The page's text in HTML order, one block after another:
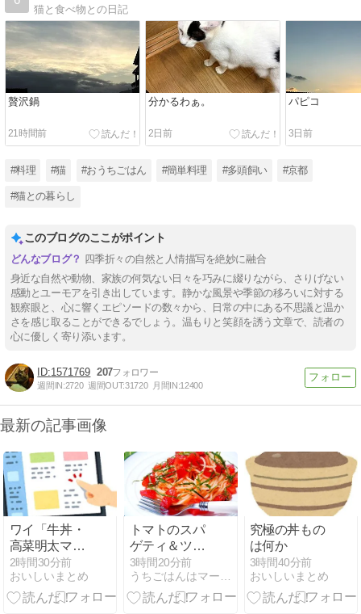
猫と食べ物との日記
贅沢鍋
21時間前
分かるわぁ。
2日前
パピコ
3日前
#料理 #猫 #おうちごはん #簡単料理 #多頭飼い #京都
#猫との暮らし
このブログのここがポイント
四季折々の自然と人情描写を絶妙に融合
身近な自然や動物、家族の何気ない日々を巧みに綴りながら、さりげない
感動とユーモアを引き出しています。静かな風景や季節の移ろいに対する
観察眼と、心に響くエピソードの数々から、日常の中にある不思議と温か
さを感じ取ることができるでしょう。温もりと笑顔を誘う文章で、読者の
心に優しく寄り添います。
1571769 207
週間IN:2720 週間OUT:31720 月間IN:12400
最新の記事画像
ワイ「牛丼・
高菜明太マヨ
牛丼・とろろ
オクラ牛丼を
注文っと」ｼｭ
2時間30分前
おいしいまとめ
トマトのスパ
ゲティ＆ツナ
マヨポテトサ
ラダ
3時間20分前
うちごはんはマーシャもいっしょ♪
究極の丼もの
は何か
3時間40分前
おいしいまとめ